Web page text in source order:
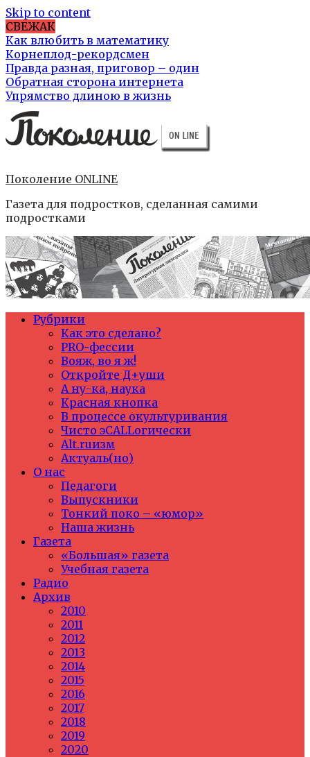
Skip to content
СВЕЖАК
Как влюбить в математику
Корнеплод-рекордсмен
Правда разная, приговор – один
Обратная сторона интернета
Упрямство длиною в жизнь
Поколение ONLINE
Газета для подростков, сделанная самими
подростками
Рубрики
Как это сделано?
PRO-фессии
Вояж, во я ж!
Откройте Д+уши
А ну-ка, наука
Красная кнопка
В процессе окультуривания
Чисто эCALLогически
Alt.ruизм
Актуаль(но)
О нас
Педагоги
Выпускники
Тонкий поко – «юмор»
Наша жизнь
Газета
«Большая» газета
Учебная газета
Радио
Архив
2010
2011
2012
2013
2014
2015
2016
2017
2018
2019
2020